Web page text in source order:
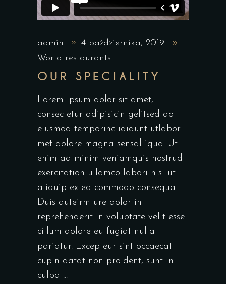
admin
4 października, 2019
World restaurants
OUR SPECIALITY
Lorem ipsum dolor sit amet,
consectetur adipisicin gelitsed do
eiusmod temporinc ididunt utlabor
met dolore magna sensal iqua. Ut
enim ad minim veniamquis nostrud
exercitation ullamco labori nisi ut
aliquip ex ea commodo consequat.
Duis auteirm ure dolor in
reprehenderit in voluptate velit esse
cillum dolore eu fugiat nulla
pariatur. Excepteur sint occaecat
cupin datat non proident, sunt in
culpa